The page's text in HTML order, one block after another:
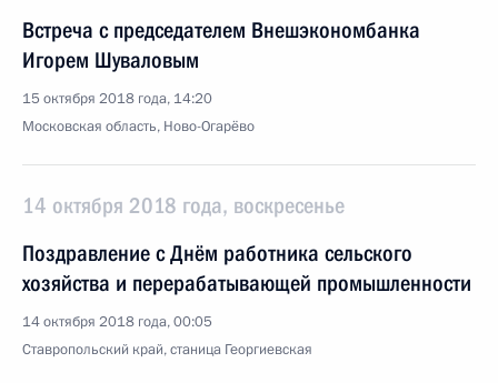
Встреча с председателем Внешэкономбанка
Игорем Шуваловым
15 октября 2018 года, 14:20
Московская область, Ново-Огарёво
14 октября 2018 года, воскресенье
Поздравление с Днём работника сельского
хозяйства и перерабатывающей промышленности
14 октября 2018 года, 00:05
Ставропольский край, станица Георгиевская